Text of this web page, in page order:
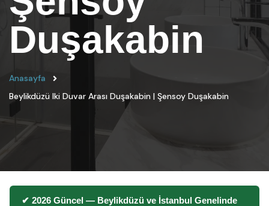
Duşakabin
Anasayfa
Beylikdüzü Iki Duvar Arası Duşakabin | Şensoy Duşakabin
✔ 2026 Güncel — Beylikdüzü ve İstanbul Genelinde